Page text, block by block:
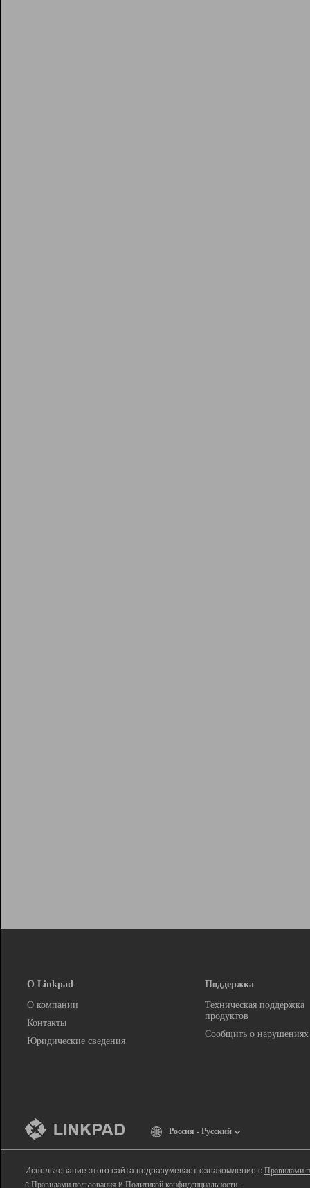
О Linkpad
О компании
Контакты
Юридические сведения
Поддержка
Техническая поддержка
продуктов
Сообщить о нарушениях
Россия - Русский
Использование этого сайта подразумевает ознакомление с Правилами
с Правилами пользования и Политикой конфиденциальности.